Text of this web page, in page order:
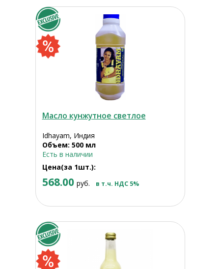
Масло кунжутное светлое
Idhayam, Индия
Объем: 500 мл
Есть в наличии
Цена(за 1шт.):
568.00 руб. в т.ч. НДС 5%